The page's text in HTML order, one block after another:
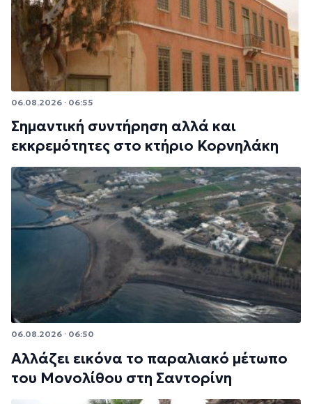
06.08.2026 · 06:55
Σημαντική συντήρηση αλλά και
εκκρεμότητες στο κτήριο Κορνηλάκη
06.08.2026 · 06:50
Αλλάζει εικόνα το παραλιακό μέτωπο
του Μονολίθου στη Σαντορίνη